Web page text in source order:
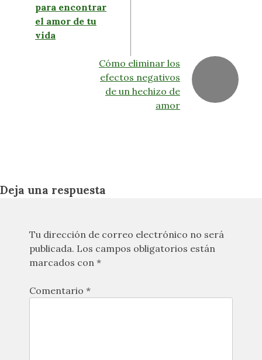
para encontrar
el amor de tu
vida
Cómo eliminar los
efectos negativos
de un hechizo de
amor
Deja una respuesta
Tu dirección de correo electrónico no será
publicada. Los campos obligatorios están
marcados con *
Comentario *